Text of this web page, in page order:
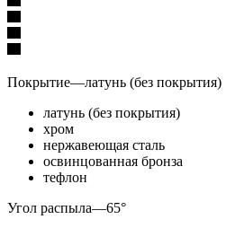
Покрытие—латунь (без покрытия)
латунь (без покрытия)
хром
нержавеющая сталь
освинцованная бронза
тефлон
Угол распыла—65°